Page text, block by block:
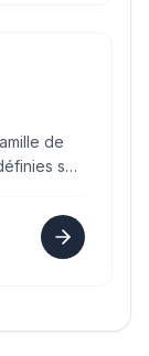
de
sur